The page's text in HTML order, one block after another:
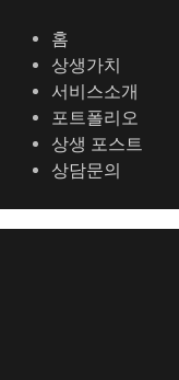
홈
상생가치
서비스소개
포트폴리오
상생 포스트
상담문의